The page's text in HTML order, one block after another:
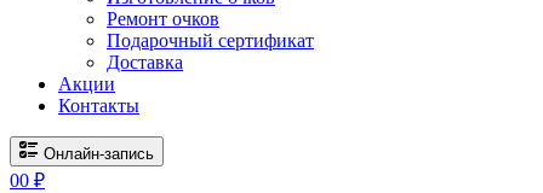
Ремонт очков
Подарочный сертификат
Доставка
Акции
Контакты
Онлайн-запись
00 ₽